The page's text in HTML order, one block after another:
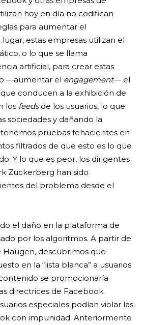
hoy en día no codifican
para aumentar el
lugar, estas empresas utilizan el
o lo que se llama
artificial, para crear estas
—aumentar el engagement— el
conducen a la exhibición de
los feedsde los usuarios, lo que
sociedades y dañando la
pruebas fehacientes en
filtrados de que esto es lo que
Y lo que es peor, los dirigentes
Zuckerberg han sido
del problema desde el
el daño en la plataforma de
por los algoritmos. A partir de
descubrimos que
en la “lista blanca” a usuarios
se promocionaría
directrices de Facebook.
especiales podían violar las
con impunidad. Anteriormente